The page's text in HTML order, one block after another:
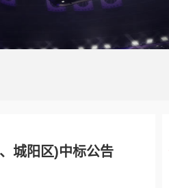
城阳区)中标公告